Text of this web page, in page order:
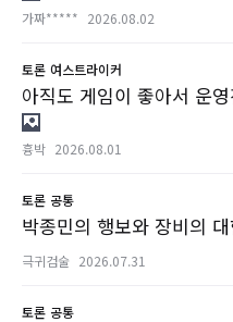
가짜***** 2026.08.02
토론 여스트라이커
아직도 게임이 좋아서 운
흉박 2026.08.01
토론 공통
박종민의 행보와 장비의
극귀검술 2026.07.31
토론 공통